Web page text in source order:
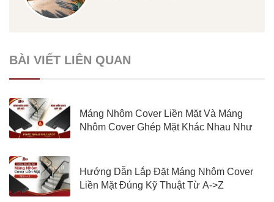
BÀI VIẾT LIÊN QUAN
Máng Nhôm Cover Liền Mặt Và Máng
Nhôm Cover Ghép Mặt Khác Nhau Như
Hướng Dẫn Lắp Đặt Máng Nhôm Cover
Liền Mặt Đúng Kỹ Thuật Từ A->Z